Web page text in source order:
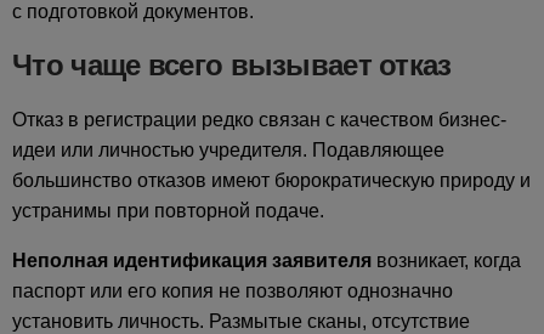
с подготовкой документов.
Что чаще всего вызывает отказ
Отказ в регистрации редко связан с качеством бизнес-
идеи или личностью учредителя. Подавляющее
большинство отказов имеют бюрократическую природу и
устранимы при повторной подаче.
Неполная идентификация заявителя возникает, когда
паспорт или его копия не позволяют однозначно
установить личность. Размытые сканы, отсутствие